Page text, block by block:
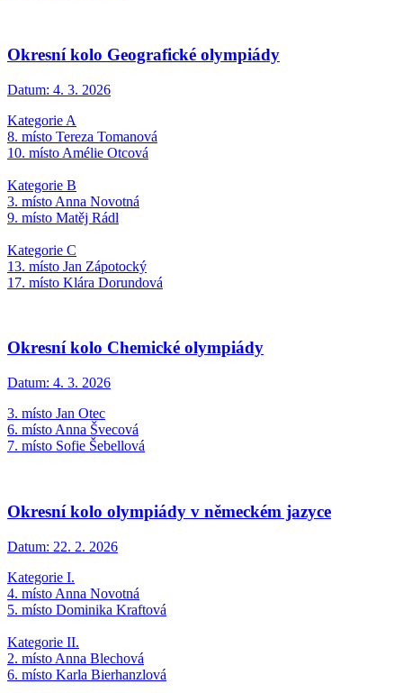
Okresní kolo Geografické olympiády
Datum: 4. 3. 2026
Kategorie A
8. místo Tereza Tomanová
10. místo Amélie Otcová
Kategorie B
3. místo Anna Novotná
9. místo Matěj Rádl
Kategorie C
13. místo Jan Zápotocký
17. místo Klára Dorundová
Okresní kolo Chemické olympiády
Datum: 4. 3. 2026
3. místo Jan Otec
6. místo Anna Švecová
7. místo Sofie Šebellová
Okresní kolo olympiády v německém jazyce
Datum: 22. 2. 2026
Kategorie I.
4. místo Anna Novotná
5. místo Dominika Kraftová
Kategorie II.
2. místo Anna Blechová
6. místo Karla Bierhanzlová